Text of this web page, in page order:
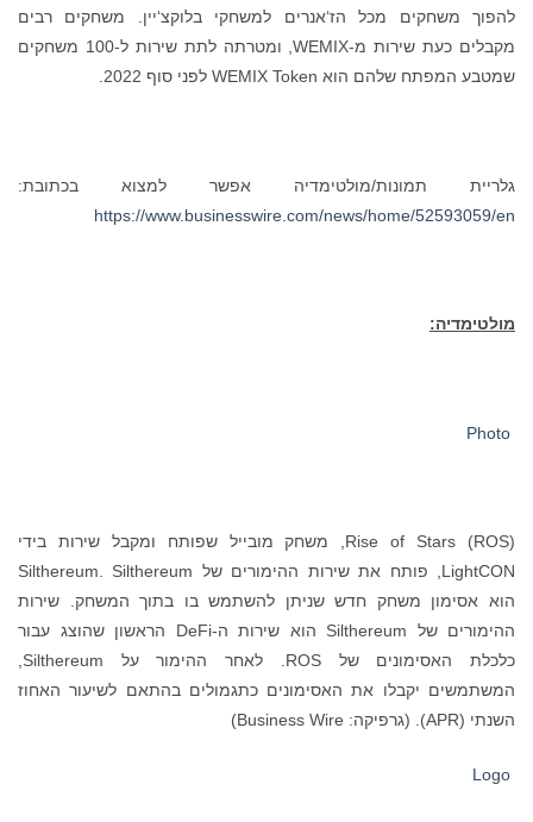
להפוך משחקים מכל הז‘אנרים למשחקי בלוקצ‘יין. משחקים רבים
מקבלים כעת שירות מ-WEMIX, ומטרתה לתת שירות ל-100 משחקים
שמטבע המפתח שלהם הוא WEMIX Token לפני סוף 2022.
גלריית תמונות/מולטימדיה אפשר למצוא בכתובת:
https://www.businesswire.com/news/home/52593059/en
מולטימדיה:
Photo
Rise of Stars (ROS), משחק מובייל שפותח ומקבל שירות בידי
LightCON, פותח את שירות ההימורים של Silthereum. Silthereum
הוא אסימון משחק חדש שניתן להשתמש בו בתוך המשחק. שירות
ההימורים של Silthereum הוא שירות ה-DeFi הראשון שהוצג עבור
כלכלת האסימונים של ROS. לאחר ההימור על Silthereum,
המשתמשים יקבלו את האסימונים כתגמולים בהתאם לשיעור האחוז
השנתי (APR). (גרפיקה: Business Wire)
Logo